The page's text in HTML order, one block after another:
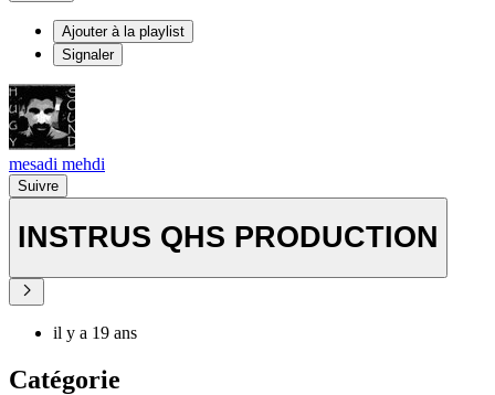
Ajouter à la playlist
Signaler
mesadi mehdi
Suivre
INSTRUS QHS PRODUCTION
il y a 19 ans
Catégorie